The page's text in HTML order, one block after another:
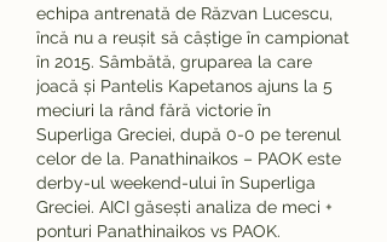
echipa antrenată de Răzvan Lucescu,
încă nu a reușit să câștige în campionat
în 2015. Sâmbătă, gruparea la care
joacă și Pantelis Kapetanos ajuns la 5
meciuri la rând fără victorie în
Superliga Greciei, după 0-0 pe terenul
celor de la. Panathinaikos – PAOK este
derby-ul weekend-ului în Superliga
Greciei. AICI găsești analiza de meci +
ponturi Panathinaikos vs PAOK.